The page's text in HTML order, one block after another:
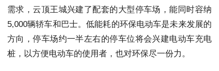
需求，云顶王城兴建了配套的大型停车场，能同时容纳
5,000辆轿车和巴士。低能耗的环保电动车是未来发展的
方向，停车场约一半左右的停车位将会兴建电动车充电
桩，以方便电动车的使用者，也对环保尽一份力。